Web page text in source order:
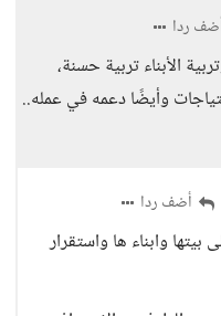
ردا
الأبناء تربية حسنة،
وأيضًا دعمه في عمله..
أضف ردا
وابناء ها واستقرار